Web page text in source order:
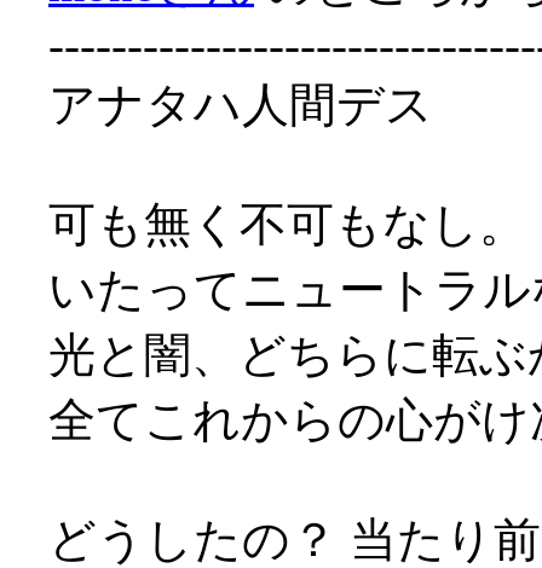
アナタハ人間デス
可も無く不可もなし。
いたってニュートラ
光と闇、どちらに転ぶ
全てこれからの心が
どうしたの？ 当たり